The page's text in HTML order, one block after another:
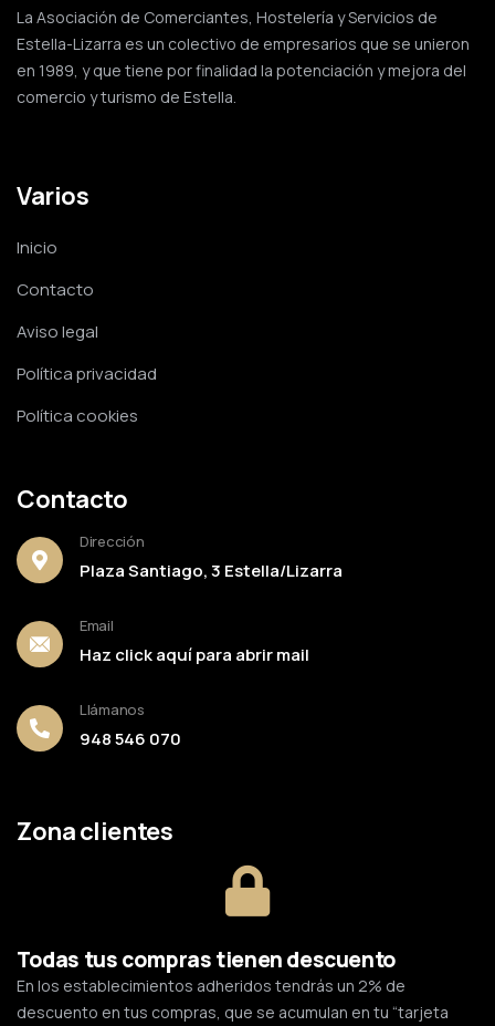
La Asociación de Comerciantes, Hostelería y Servicios de
Estella-Lizarra es un colectivo de empresarios que se unieron
en 1989, y que tiene por finalidad la potenciación y mejora del
comercio y turismo de Estella.
Varios
Inicio
Contacto
Aviso legal
Política privacidad
Política cookies
Contacto
Dirección
Plaza Santiago, 3 Estella/Lizarra
Email
Haz click aquí para abrir mail
Llámanos
948 546 070
Zona clientes
Todas tus compras tienen descuento
En los establecimientos adheridos tendrás un 2% de
descuento en tus compras, que se acumulan en tu “tarjeta